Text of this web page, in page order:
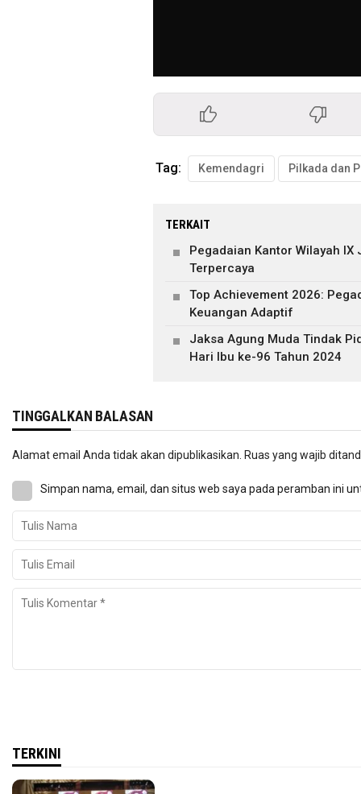
Tag: Kemendagri
TERKAIT
Pegadaian Kantor Wilayah
Terpercaya
Top Achievement 2026:
Keuangan Adaptif
Jaksa Agung Muda Tindak
Hari Ibu ke-96 Tahun 2024
TINGGALKAN BALASAN
Alamat email Anda tidak akan dipublikasikan. Ruas yang wajib
Simpan nama, email, dan situs web saya pada peramban ini
TERKINI